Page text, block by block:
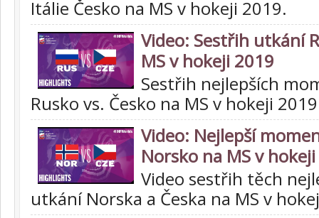
Itálie Česko na MS v hokeji 2019.
Video: Sestřih utkání
MS v hokeji 2019
Sestřih nejlepších
Rusko vs. Česko na MS v hokeji
Video: Nejlepší
Norsko na MS v
Video sestřih těch
utkání Norska a Česka na MS v